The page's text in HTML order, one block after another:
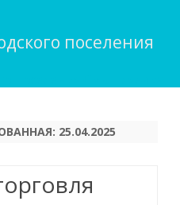
поселения
25.04.2025